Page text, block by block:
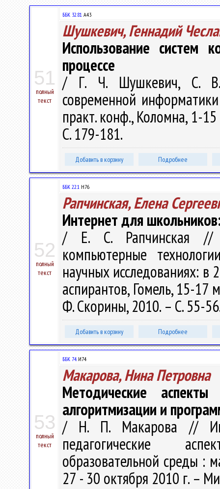
51
полный
текст
ББК 32.81 А43
Шушкевич, Геннадий
Использование систем
процессе
/ Г. Ч. Шушкевич, С. В.
современной
практ. конф., Коломна, 1-
С. 179-181.
Добавить в корзину Подробнее
52
полный
текст
ББК 22.1 Н76
Рапчинская, Елена
Интернет для
/ Е. С. Рапчинская //
компьютерные
научных исследованиях: в
аспирантов, Гомель, 15-17
Ф. Скорины, 2010. – С. 55-
Добавить в корзину Подробнее
53
полный
текст
ББК 74.И74
Макарова, Нина Петровна
Методические
алгоритмизации и
/ Н. П. Макарова //
педагогические
образовательной среды :
27 - 30 октября 2010 г. –